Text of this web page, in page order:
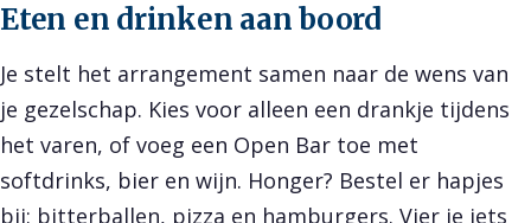
Eten en drinken aan boord
Je stelt het arrangement samen naar de wens van
je gezelschap. Kies voor alleen een drankje tijdens
het varen, of voeg een Open Bar toe met
softdrinks, bier en wijn. Honger? Bestel er hapjes
bij: bitterballen, pizza en hamburgers. Vier je iets